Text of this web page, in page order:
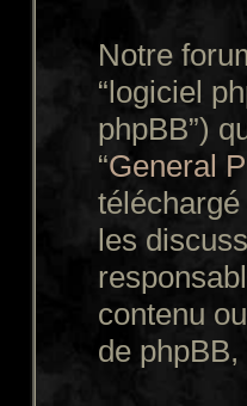
Notre
“logiciel
phpBB”)
“General
les
contenu
de